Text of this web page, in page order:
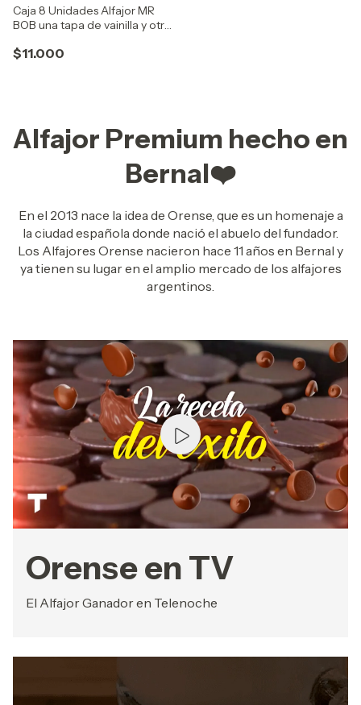
Caja 8 Unidades Alfajor MR
BOB una tapa de vainilla y otra
y relleno de mucho dulce de
$11.000
Alfajor Premium hecho en
Bernal❤️
En el 2013 nace la idea de Orense, que es un homenaje a
la ciudad española donde nació el abuelo del fundador.
Los Alfajores Orense nacieron hace 11 años en Bernal y
ya tienen su lugar en el amplio mercado de los alfajores
argentinos.
Orense en TV
El Alfajor Ganador en Telenoche